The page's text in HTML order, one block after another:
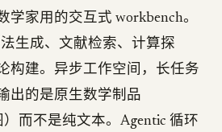
学家用的交互式 workbench。
生成、文献检索、计算探
构建。异步工作空间，长任务
出的是原生数学制品
）而不是纯文本。Agentic 循环